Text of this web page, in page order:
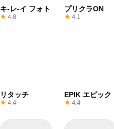
キ-レ-イ フォト
4.8
プリクラON
4.1
リタッチ
4.4
EPIK エピック
4.4